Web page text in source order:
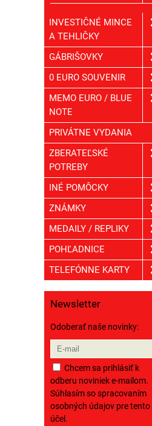
INVESTIČNÉ MINCE
A TEHLIČKY
GÁBRIŠOVKY
0 EURO SOUVENIR
MEMO EURO / BLUE
NOTE
PRIVÁTNE VYDANIA
ZBERATEĽSKÉ
POTREBY
INÉ POMÔCKY
ZNÁMKY
MEDAILY / REPLIKY
POHĽADNICE
TELEFÓNNE KARTY
Newsletter
Odoberať naše novinky:
Chcem sa prihlásiť k
odberu noviniek e-mailom.
Súhlasím so spracovaním
osobných údajov pre tento
účel.